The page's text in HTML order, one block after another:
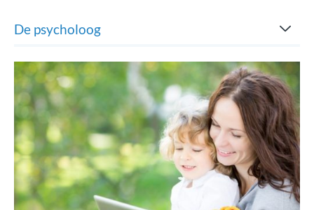
Ongerust?
Over Huidhuis
Contact
Doneren
De psycholoog
Hoe vind je een psycholoog
Wanneer een psycholoog
Wat doet een psycholoog